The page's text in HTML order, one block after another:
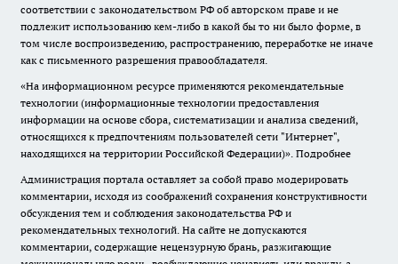
соответствии с законодательством РФ об авторском праве и не
подлежит использованию кем-либо в какой бы то ни было форме, в
том числе воспроизведению, распространению, переработке не иначе
как с письменного разрешения правообладателя.
«На информационном ресурсе применяются рекомендательные
технологии (информационные технологии предоставления
информации на основе сбора, систематизации и анализа сведений,
относящихся к предпочтениям пользователей сети "Интернет",
находящихся на территории Российской Федерации)». Подробнее
Администрация портала оставляет за собой право модерировать
комментарии, исходя из соображений сохранения конструктивности
обсуждения тем и соблюдения законодательства РФ и
рекомендательных технологий. На сайте не допускаются
комментарии, содержащие нецензурную брань, разжигающие